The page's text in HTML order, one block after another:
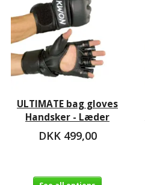
ULTIMATE bag gloves
Handsker - Læder
DKK 499,00